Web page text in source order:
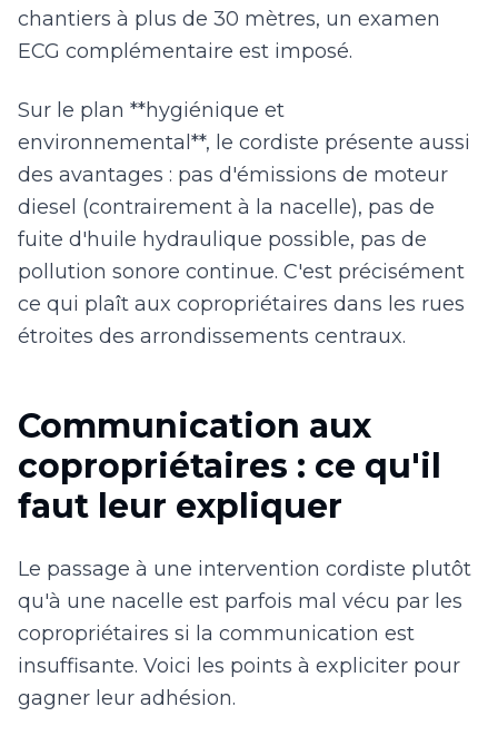
chantiers à plus de 30 mètres, un examen
ECG complémentaire est imposé.
Sur le plan **hygiénique et
environnemental**, le cordiste présente aussi
des avantages : pas d'émissions de moteur
diesel (contrairement à la nacelle), pas de
fuite d'huile hydraulique possible, pas de
pollution sonore continue. C'est précisément
ce qui plaît aux copropriétaires dans les rues
étroites des arrondissements centraux.
Communication aux
copropriétaires : ce qu'il
faut leur expliquer
Le passage à une intervention cordiste plutôt
qu'à une nacelle est parfois mal vécu par les
copropriétaires si la communication est
insuffisante. Voici les points à expliciter pour
gagner leur adhésion.